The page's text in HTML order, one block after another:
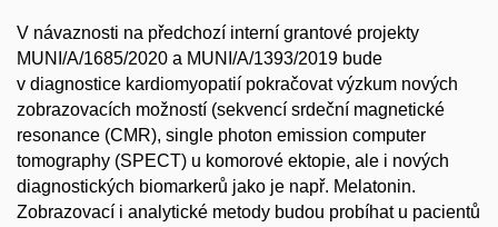
V návaznosti na předchozí interní grantové projekty
MUNI/A/1685/2020 a MUNI/A/1393/2019 bude
v diagnostice kardiomyopatií pokračovat výzkum nových
zobrazovacích možností (sekvencí srdeční magnetické
resonance (CMR), single photon emission computer
tomography (SPECT) u komorové ektopie, ale i nových
diagnostických biomarkerů jako je např. Melatonin.
Zobrazovací i analytické metody budou probíhat u pacientů